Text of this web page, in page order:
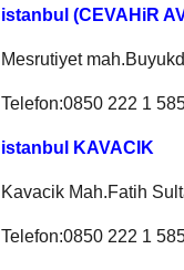
istanbul (CEVAHiR
Mesrutiyet
Telefon:0850 222 1
istanbul KAVACIK
Kavacik Mah.Fatih
Telefon:0850 222 1